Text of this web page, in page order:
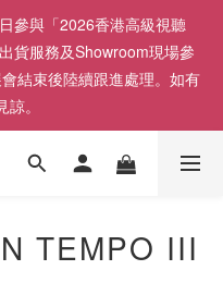
參與「2026香港高級視聽
貨服務及Showroom現場參
結束後陸續跟進處理。如有
。
TEMPO III